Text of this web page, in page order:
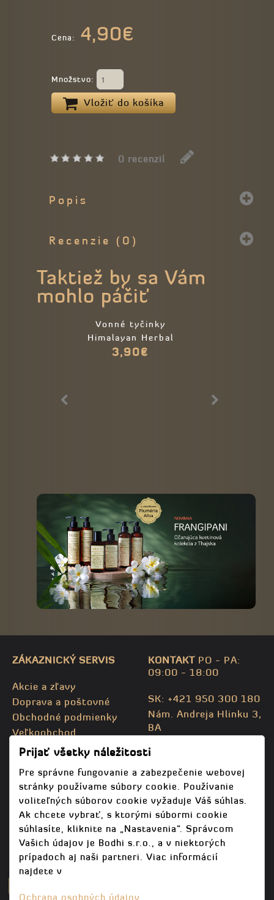
Cena: 4,90€
Množstvo:
Vložiť do košíka
0 recenzií
Popis
Recenzie (0)
Taktiež by sa Vám
mohlo páčiť
Vonné tyčinky
Himalayan Herbal
3,90€
ZÁKAZNICKÝ SERVIS
Akcie a zľavy
Doprava a poštovné
Obchodné podmienky
Veľkoobchod
Kontaktujte nás
Mapa stránky
KONTAKTPO - PA:
09:00 - 18:00
SK: +421 950 300 180
Nám. Andreja Hlinku 3,
BA
info@bodhispa.sk
info@bodhi.cz
Prijať všetky náležitosti
Pre správne fungovanie a zabezpečenie webovej
stránky používame súbory cookie. Používanie
voliteľných súborov cookie vyžaduje Váš súhlas.
Ak chcete vybrať, s ktorými súbormi cookie
súhlasíte, kliknite na „Nastavenia“. Správcom
Vašich údajov je Bodhi s.r.o., a v niektorých
prípadoch aj naši partneri. Viac informácií
najdete v
Ochrana osobných údajov